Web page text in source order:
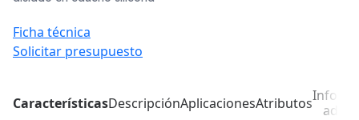
Ficha técnica
Solicitar presupuesto
CaracterísticasDescripciónAplicacionesAtributos